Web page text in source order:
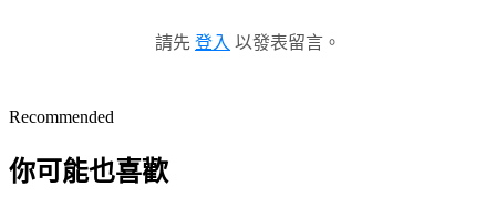
請先 登入 以發表留言。
Recommended
你可能也喜歡